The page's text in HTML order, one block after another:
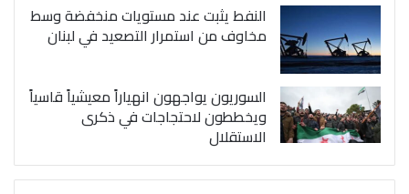
النفط يثبت عند مستويات منخفضة وسط
مخاوف من استمرار التصعيد في لبنان
السوريون يواجهون انهياراً معيشياً قاسياً
ويخططون لاحتجاجات في ذكرى
الاستقلال